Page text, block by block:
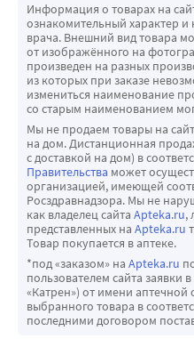
мочеиспускательный
мл), женщинам в
влагалище (5-10 мл). Для
использование
кожу внутренних
органов. После процедуры
течение 2-х часов.
Урология
Взрослые
В комплексном лечении
проводят впрыскивание в
раза в день, курс - 10 дней.
Дети
Способ применения,
кратность введения
Информация о товарах на
ознакомительный характер и
врача. Внешний вид товара
от изображённого на
произведен на разных
из которых при заказе
измениться наименование
со старым наименованием
Мы не продаем товары на
на дом. Дистанционная
с доставкой на дом) в
Правительства может
организацией, имеющей
Росздравнадзора. Мы не
как владелец сайта Apteka.ru,
представленных на Apteka.ru
Товар покупается в аптеке.
*под «заказом» на Apteka.ru
пользователем сайта заявки
«Катрен») от имени аптечной
выбранного товара в
последними договором